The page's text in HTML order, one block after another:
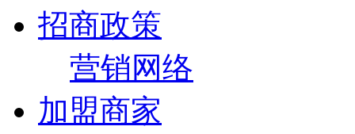
招商政策
营销网络
加盟商家